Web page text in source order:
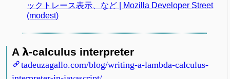
ックトレース表示、など | Mozilla Developer Street
(modest)
A 𝝺-calculus interpreter
tadeuzagallo.com/blog/writing-a-lambda-calculus-
interpreter-in-javascript/